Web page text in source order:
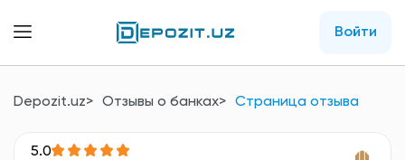
Войти
Depozit.uz Отзывы о банках Страница отзыва
5.0